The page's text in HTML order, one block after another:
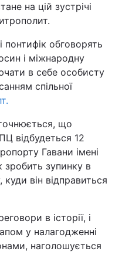
на цій зустрічі
понтифік обговорять
і міжнародну
в себе особисту
спільної
що
відбудеться 12
Гавани імені
зупинку в
він відправиться
в історії, і
у налагодженні
наголошується